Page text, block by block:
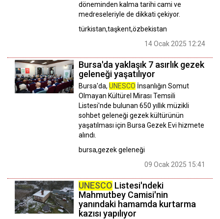
döneminden kalma tarihi cami ve
medreseleriyle de dikkati çekiyor.
türkistan,taşkent,özbekistan
14 Ocak 2025 12:24
Bursa'da yaklaşık 7 asırlık gezek
geleneği yaşatılıyor
Bursa'da, UNESCO İnsanlığın Somut
Olmayan Kültürel Mirası Temsili
Listesi'nde bulunan 650 yıllık müzikli
sohbet geleneği gezek kültürünün
yaşatılması için Bursa Gezek Evi hizmete
alındı.
bursa,gezek geleneği
09 Ocak 2025 15:41
UNESCO Listesi'ndeki
Mahmutbey Camisi'nin
yanındaki hamamda kurtarma
kazısı yapılıyor